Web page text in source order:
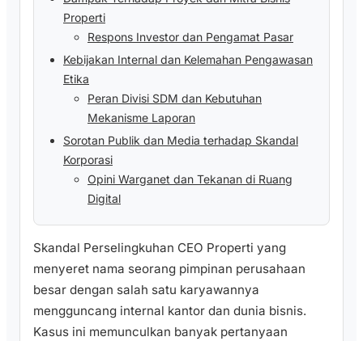
Properti
Respons Investor dan Pengamat Pasar
Kebijakan Internal dan Kelemahan Pengawasan
Etika
Peran Divisi SDM dan Kebutuhan
Mekanisme Laporan
Sorotan Publik dan Media terhadap Skandal
Korporasi
Opini Warganet dan Tekanan di Ruang
Digital
Skandal Perselingkuhan CEO Properti yang
menyeret nama seorang pimpinan perusahaan
besar dengan salah satu karyawannya
mengguncang internal kantor dan dunia bisnis.
Kasus ini memunculkan banyak pertanyaan